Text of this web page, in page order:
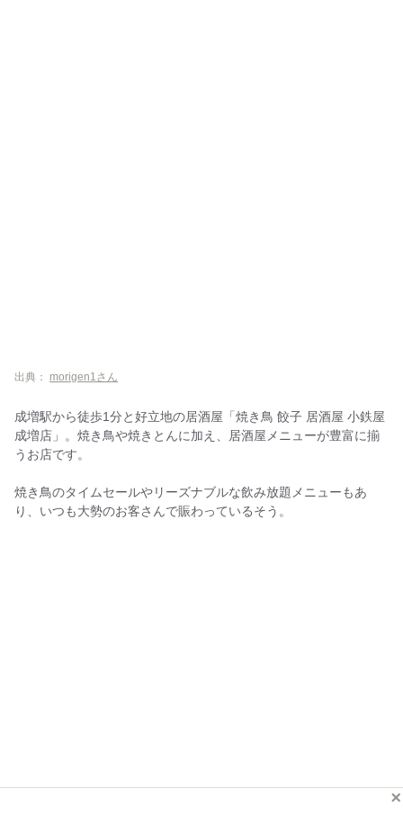
出典： morigen1さん
成増駅から徒歩1分と好立地の居酒屋「焼き鳥 餃子 居酒屋 小鉄屋
成増店」。焼き鳥や焼きとんに加え、居酒屋メニューが豊富に揃
うお店です。
焼き鳥のタイムセールやリーズナブルな飲み放題メニューもあ
り、いつも大勢のお客さんで賑わっているそう。